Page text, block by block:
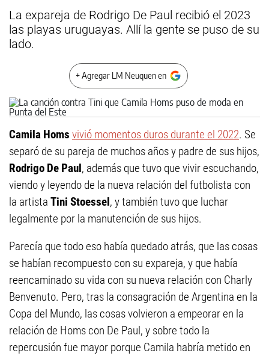
La expareja de Rodrigo De Paul recibió el 2023
las playas uruguayas. Allí la gente se puso de su
lado.
+ Agregar LM Neuquen en
Camila Homs vivió momentos duros durante el 2022. Se
separó de su pareja de muchos años y padre de sus hijos,
Rodrigo De Paul, además que tuvo que vivir escuchando,
viendo y leyendo de la nueva relación del futbolista con
la artista Tini Stoessel, y también tuvo que luchar
legalmente por la manutención de sus hijos.
Parecía que todo eso había quedado atrás, que las cosas
se habían recompuesto con su expareja, y que había
reencaminado su vida con su nueva relación con Charly
Benvenuto. Pero, tras la consagración de Argentina en la
Copa del Mundo, las cosas volvieron a empeorar en la
relación de Homs con De Paul, y sobre todo la
repercusión fue mayor porque Camila habría metido en